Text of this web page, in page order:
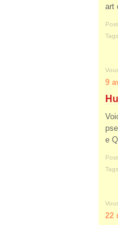
art
9
e
22